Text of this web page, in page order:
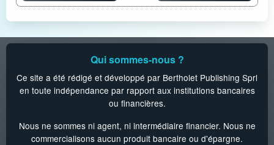
Qui sommes-nous ?
Ce site a été rédigé et développé par Bertholet Publishing Sprl
en toute indépendance par rapport aux institutions bancaires
ou financières.
Nous ne sommes ni agent, ni intermédiaire financier. Nous ne
commercialisons aucun produit bancaire ou d'épargne.